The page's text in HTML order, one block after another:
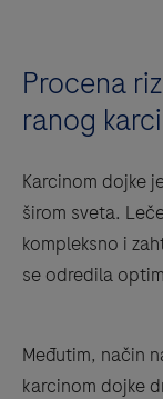
Procena
ranog
Karcinom dojke
širom sveta.
kompleksno i
se odredila
Međutim, način
karcinom dojke